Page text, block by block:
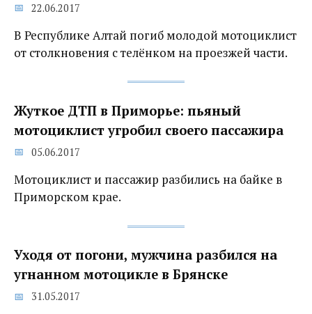
22.06.2017
В Республике Алтай погиб молодой мотоциклист
от столкновения с телёнком на проезжей части.
Жуткое ДТП в Приморье: пьяный
мотоциклист угробил своего пассажира
05.06.2017
Мотоциклист и пассажир разбились на байке в
Приморском крае.
Уходя от погони, мужчина разбился на
угнанном мотоцикле в Брянске
31.05.2017